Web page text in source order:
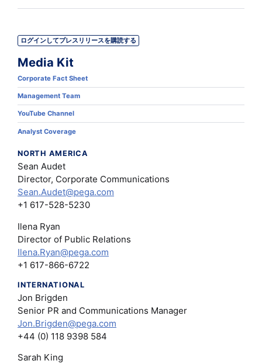
ログインしてプレスリリースを購読する
Media Kit
Corporate Fact Sheet
Management Team
YouTube Channel
Analyst Coverage
NORTH AMERICA
Sean Audet
Director, Corporate Communications
Sean.Audet@pega.com
+1 617-528-5230
Ilena Ryan
Director of Public Relations
Ilena.Ryan@pega.com
+1 617-866-6722
INTERNATIONAL
Jon Brigden
Senior PR and Communications Manager
Jon.Brigden@pega.com
+44 (0) 118 9398 584
Sarah King